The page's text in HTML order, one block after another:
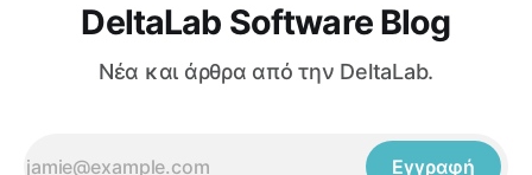
DeltaLab Software Blog
Νέα και άρθρα από την DeltaLab.
Εγγραφή